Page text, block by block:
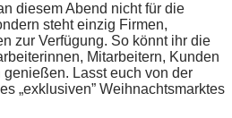
diesem Abend nicht für die
steht einzig Firmen,
zur Verfügung. So könnt ihr die
Mitarbeitern, Kunden
Lasst euch von der
„exklusiven” Weihnachtsmarktes